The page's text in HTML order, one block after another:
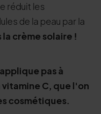
réduit les
de la peau par la
la crème solaire !
pas à
C, que l'on
cosmétiques.